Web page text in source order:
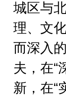
城区与
理、文
而深入
夫，在“
新，在“